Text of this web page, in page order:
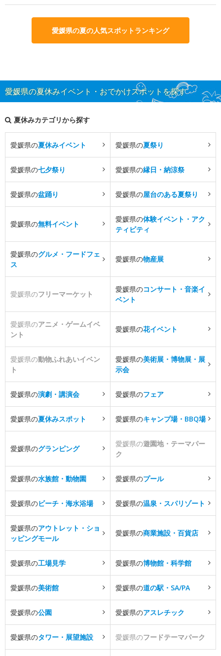
愛媛県の夏の人気スポットランキング
愛媛県の夏休みイベント・おでかけスポットを探す
夏休みカテゴリから探す
愛媛県の夏休みイベント 愛媛県の夏祭り
愛媛県の七夕祭り 愛媛県の縁日・納涼祭
愛媛県の盆踊り 愛媛県の屋台のある夏祭り
愛媛県の無料イベント
愛媛県の体験イベント・アク
ティビティ
愛媛県のグルメ・フードフェ
ス
愛媛県の物産展
愛媛県のフリーマーケット
愛媛県のコンサート・音楽イ
ベント
愛媛県のアニメ・ゲームイベ
ント
愛媛県の花イベント
愛媛県の動物ふれあいイベン
ト
愛媛県の美術展・博物展・展
示会
愛媛県の演劇・講演会 愛媛県のフェア
愛媛県の夏休みスポット 愛媛県のキャンプ場・BBQ場
愛媛県のグランピング
愛媛県の遊園地・テーマパー
ク
愛媛県の水族館・動物園 愛媛県のプール
愛媛県のビーチ・海水浴場 愛媛県の温泉・スパリゾート
愛媛県のアウトレット・ショ
ッピングモール
愛媛県の商業施設・百貨店
愛媛県の工場見学 愛媛県の博物館・科学館
愛媛県の美術館 愛媛県の道の駅・SA/PA
愛媛県の公園 愛媛県のアスレチック
愛媛県のタワー・展望施設 愛媛県のフードテーマパーク